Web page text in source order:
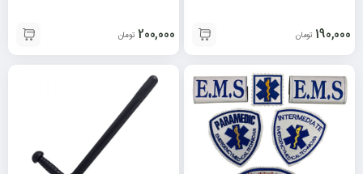
190,000 تومان 200,000 تومان